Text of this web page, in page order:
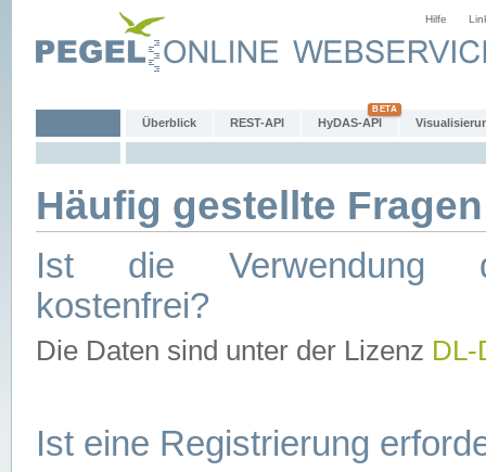
Hilfe
Überblick REST-API HyDAS-API
Häufig gestellte
Ist die Verwendung
kostenfrei?
Die Daten sind unter der Lizenz
Ist eine Registrierung